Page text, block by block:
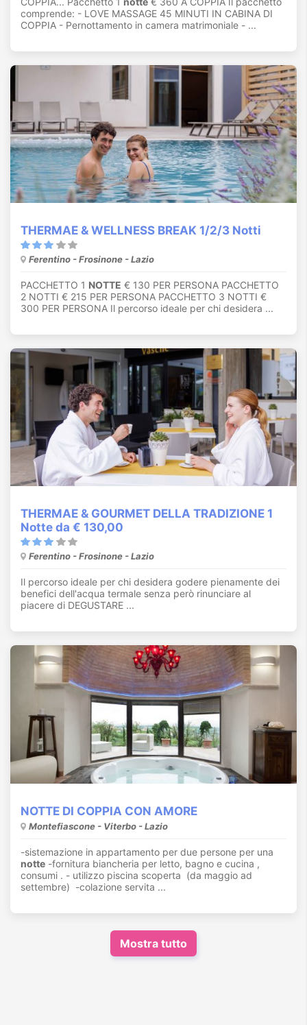
comprende: - LOVE MASSAGE 45 MINUTI IN CABINA DI
COPPIA - Pernottamento in camera matrimoniale - ...
THERMAE & WELLNESS BREAK 1/2/3 Notti
Ferentino - Frosinone - Lazio
PACCHETTO 1 NOTTE € 130 PER PERSONA PACCHETTO
2 NOTTI € 215 PER PERSONA PACCHETTO 3 NOTTI €
300 PER PERSONA Il percorso ideale per chi desidera ...
THERMAE & GOURMET DELLA TRADIZIONE 1
Notte da € 130,00
Ferentino - Frosinone - Lazio
Il percorso ideale per chi desidera godere pienamente dei
benefici dell'acqua termale senza però rinunciare al
piacere di DEGUSTARE ...
NOTTE DI COPPIA CON AMORE
Montefiascone - Viterbo - Lazio
-sistemazione in appartamento per due persone per una
notte -fornitura biancheria per letto, bagno e cucina ,
consumi . - utilizzo piscina scoperta (da maggio ad
settembre) -colazione servita ...
Mostra tutto